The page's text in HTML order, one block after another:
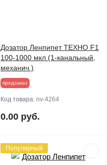
Дозатор Ленпипет ТЕХНО F1
100-1000 мкл (1-канальный,
механич.)
предзаказ
Код товара: nv-4264
0.00 руб.
Популярный